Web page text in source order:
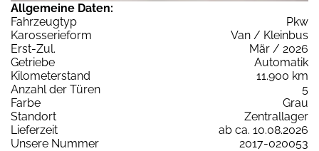
Allgemeine Daten:
Fahrzeugtyp
Pkw
Karosserieform
Van / Kleinbus
Erst-Zul.
Mär / 2026
Getriebe
Automatik
Kilometerstand
11.900 km
Anzahl der Türen
5
Farbe
Grau
Standort
Zentrallager
Lieferzeit
ab ca. 10.08.2026
Unsere Nummer
2017-020053